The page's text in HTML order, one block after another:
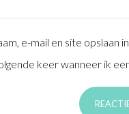
e-mail en site opslaan
keer wanneer ik